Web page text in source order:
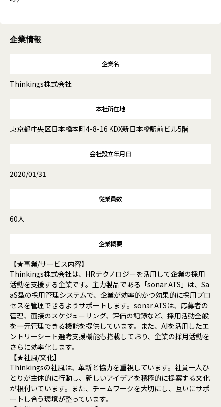
企業情報
企業名
Thinkings株式会社
本社所在地
東京都中央区日本橋本町4-8-16 KDX新日本橋駅前ビル5階
会社設立年月日
2020/01/31
従業員数
60人
企業概要
【★事業/サービス内容】
Thinkings株式会社は、HRテクノロジーを活用して企業の採用
活動を支援する企業です。主力製品である「sonar ATS」は、Sa
aS型の採用管理システムで、企業が効率的かつ効果的に採用プロ
セスを管理できるようサポートします。sonar ATSは、応募者の
管理、面接のスケジューリング、評価の記録など、採用活動全般
を一元管理できる機能を提供しています。また、AIを活用したエ
ントリーシート選考支援機能も搭載しており、企業の採用活動を
さらに効率化します。
【★社風/文化】
Thinkingsの社風は、革新と協力を重視しています。社員一人ひ
とりが主体的に行動し、新しいアイデアを積極的に提案する文化
が根付いています。また、チームワークを大切にし、互いにサポ
ートし合う環境が整っています。